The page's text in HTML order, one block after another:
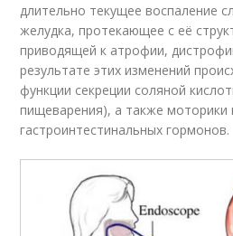
длительно текущее воспаление
желудка, протекающее с её
приводящей к атрофии,
результате этих изменений
функции секреции соляной
пищеварения), а также моторики
гастроинтестинальных гормонов.